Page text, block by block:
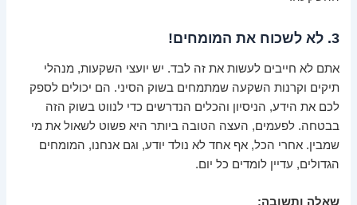
3. לא לשכוח את המומחים!
אתם לא חייבים לעשות את זה לבד. יש יועצי השקעות, מנהלי
תיקים וקרנות השקעה שמתמחים בשוק הסיני. הם יכולים לספק
לכם את הידע, הניסיון והכלים הנדרשים כדי לנווט בשוק הזה
בבטחה. לפעמים, העצה הטובה ביותר היא פשוט לשאול את מי
שמבין. אחרי הכל, אף אחד לא נולד יודע, וגם אנחנו, המומחים
הגדולים, עדיין לומדים כל יום.
שאלה ותשובה: